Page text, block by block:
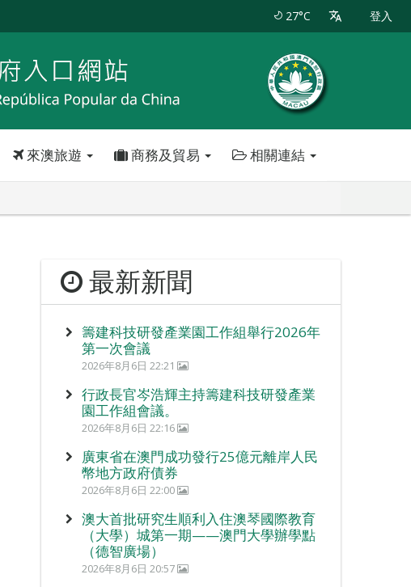
27°C 登入
來澳旅遊 商務及貿易 相關連結
最新新聞
籌建科技研發產業園工作組舉行2026年
第一次會議
2026年8月6日 22:21
行政長官岑浩輝主持籌建科技研發產業
園工作組會議。
2026年8月6日 22:16
廣東省在澳門成功發行25億元離岸人民
幣地方政府債券
2026年8月6日 22:00
澳大首批研究生順利入住澳琴國際教育
（大學）城第一期——澳門大學辦學點
（德智廣場）
2026年8月6日 20:57